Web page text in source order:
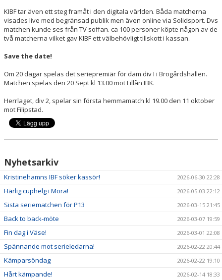
TRÄNINGSTIDER
FÖRENINGSKLÄDER
DOMARE
KIBF tar även ett steg framåt i den digitala världen. Båda matcherna
visades live med begränsad publik men även online via Solidsport. Dvs
matchen kunde ses från TV soffan. ca 100 personer köpte någon av de
två matcherna vilket gav KIBF ett välbehövligt tillskott i kassan.
Save the date!
Om 20 dagar spelas det seriepremiär för dam div I i Brogårdshallen.
Matchen spelas den 20 Sept kl 13.00 mot Lillån IBK.
Herrlaget, div 2, spelar sin första hemmamatch kl 19.00 den 11 oktober
mot Filipstad.
Nyhetsarkiv
Kristinehamns IBF söker kassör! 2026-06-30 22:28
Härlig cuphelg i Mora! 2026-05-03 22:12
Sista seriematchen för P13 2026-03-15 21:45
Back to back-möte 2026-03-07 19:59
Fin dag i Väse! 2026-03-01 22:08
Spännande mot serieledarna! 2026-02-22 20:44
Kämparsöndag 2026-02-22 19:10
Hårt kämpande! 2026-02-14 18:33